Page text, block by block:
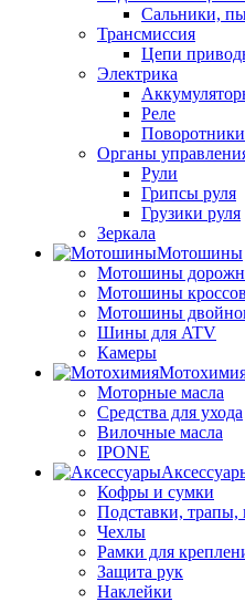
Сальники,
Трансмиссия
Цепи
Электрика
Реле
Поворотники
Органы
Рули
Грипсы руля
Грузики руля
Зеркала
Мотошины
Мотошины
Мотошины
Мотошины
Шины для ATV
Камеры
Моторные масла
Средства для ухода
Вилочные масла
IPONE
Кофры и сумки
Подставки, трапы,
Чехлы
Рамки для
Защита рук
Наклейки